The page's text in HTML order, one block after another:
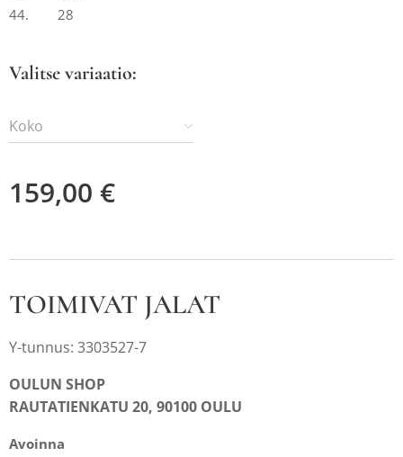
44. 28
Valitse variaatio:
Koko
159,00 €
TOIMIVAT JALAT
Y-tunnus: 3303527-7
OULUN SHOP
RAUTATIENKATU 20, 90100 OULU
Avoinna